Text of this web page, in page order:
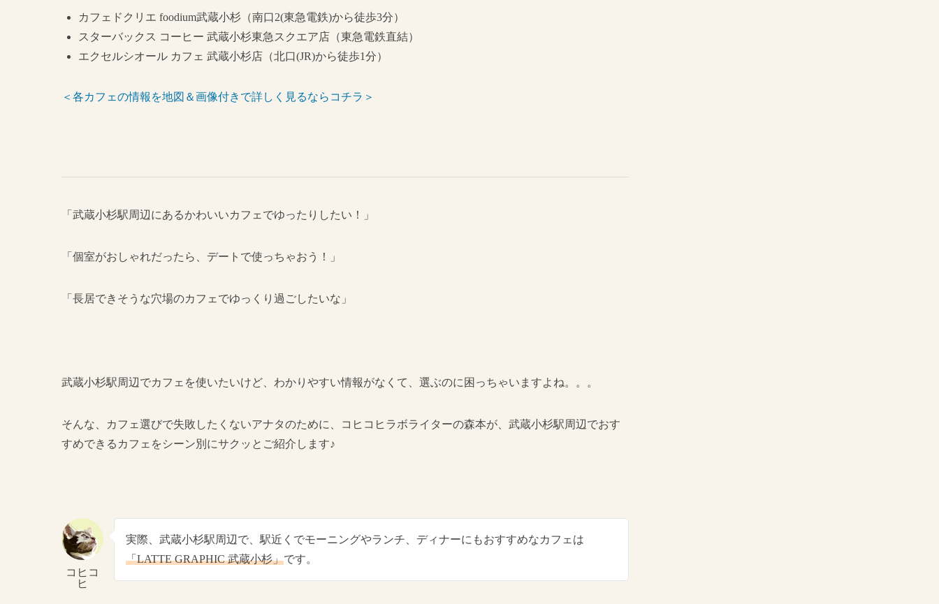
カフェドクリエ foodium武蔵小杉（南口2(東急電鉄)から徒歩3分）
スターバックス コーヒー 武蔵小杉東急スクエア店（東急電鉄直結）
エクセルシオール カフェ 武蔵小杉店（北口(JR)から徒歩1分）
＜各カフェの情報を地図＆画像付きで詳しく見るならコチラ＞
「武蔵小杉駅周辺にあるかわいいカフェでゆったりしたい！」
「個室がおしゃれだったら、デートで使っちゃおう！」
「長居できそうな穴場のカフェでゆっくり過ごしたいな」
武蔵小杉駅周辺でカフェを使いたいけど、わかりやすい情報がなくて、選ぶのに困っちゃいますよね。。。
そんな、カフェ選びで失敗したくないアナタのために、コヒコヒラボライターの森本が、武蔵小杉駅周辺でおす
すめできるカフェをシーン別にサクッとご紹介します♪
コヒコ
ヒ
実際、武蔵小杉駅周辺で、駅近くでモーニングやランチ、ディナーにもおすすめなカフェは
「LATTE GRAPHIC 武蔵小杉」です。